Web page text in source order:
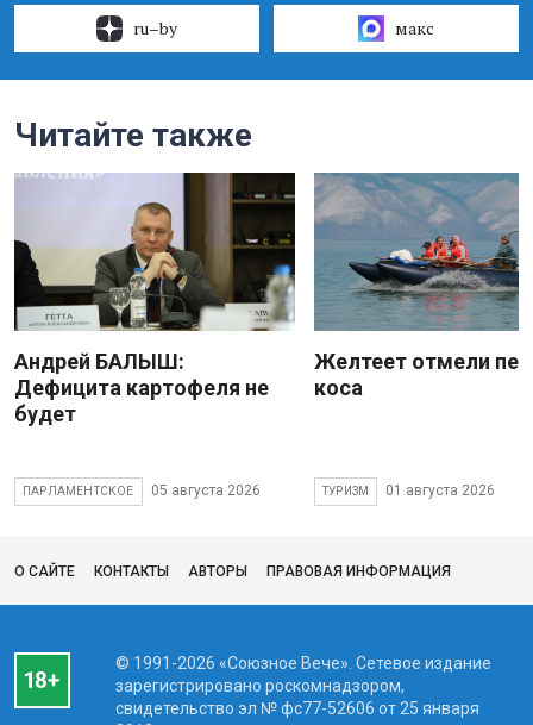
ru–by макс
Читайте также
Андрей БАЛЫШ:
Дефицита картофеля не
будет
ПАРЛАМЕНТСКОЕ 05 августа 2026
Желтеет отмели
коса
ТУРИЗМ 01 августа 2026
О САЙТЕ КОНТАКТЫ АВТОРЫ ПРАВОВАЯ ИНФОРМАЦИЯ
© 1991-2026 «Союзное Вече». Сетевое издание
зарегистрировано роскомнадзором,
свидетельство эл № фc77-52606 от 25 января